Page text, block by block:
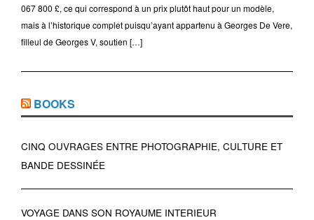
067 800 £, ce qui correspond à un prix plutôt haut pour un modèle,
mais à l’historique complet puisqu’ayant appartenu à Georges De Vere,
filleul de Georges V, soutien […]
BOOKS
CINQ OUVRAGES ENTRE PHOTOGRAPHIE, CULTURE ET
BANDE DESSINÉE
VOYAGE DANS SON ROYAUME INTERIEUR